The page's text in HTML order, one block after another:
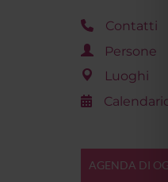
Contatti
Persone
Luoghi
AGENDA DI